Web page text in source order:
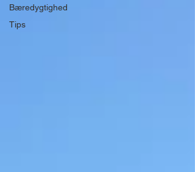
Bæredygtighed
Tips